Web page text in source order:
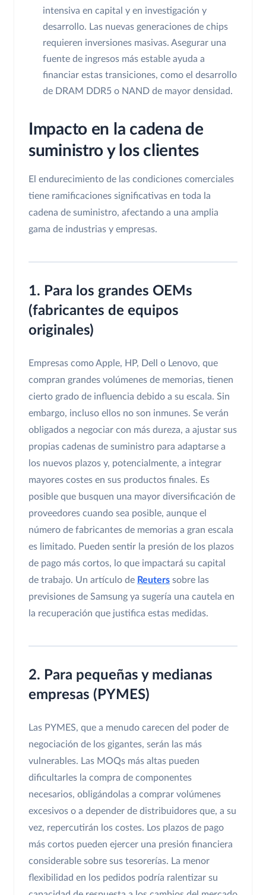
intensiva en capital y en investigación y
desarrollo. Las nuevas generaciones de chips
requieren inversiones masivas. Asegurar una
fuente de ingresos más estable ayuda a
financiar estas transiciones, como el desarrollo
de DRAM DDR5 o NAND de mayor densidad.
Impacto en la cadena de
suministro y los clientes
El endurecimiento de las condiciones comerciales
tiene ramificaciones significativas en toda la
cadena de suministro, afectando a una amplia
gama de industrias y empresas.
1. Para los grandes OEMs
(fabricantes de equipos
originales)
Empresas como Apple, HP, Dell o Lenovo, que
compran grandes volúmenes de memorias, tienen
cierto grado de influencia debido a su escala. Sin
embargo, incluso ellos no son inmunes. Se verán
obligados a negociar con más dureza, a ajustar sus
propias cadenas de suministro para adaptarse a
los nuevos plazos y, potencialmente, a integrar
mayores costes en sus productos finales. Es
posible que busquen una mayor diversificación de
proveedores cuando sea posible, aunque el
número de fabricantes de memorias a gran escala
es limitado. Pueden sentir la presión de los plazos
de pago más cortos, lo que impactará su capital
de trabajo. Un artículo de Reuters sobre las
previsiones de Samsung ya sugería una cautela en
la recuperación que justifica estas medidas.
2. Para pequeñas y medianas
empresas (PYMES)
Las PYMES, que a menudo carecen del poder de
negociación de los gigantes, serán las más
vulnerables. Las MOQs más altas pueden
dificultarles la compra de componentes
necesarios, obligándolas a comprar volúmenes
excesivos o a depender de distribuidores que, a su
vez, repercutirán los costes. Los plazos de pago
más cortos pueden ejercer una presión financiera
considerable sobre sus tesorerías. La menor
flexibilidad en los pedidos podría ralentizar su